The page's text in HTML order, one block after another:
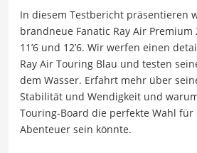
In diesem Testbericht präsentieren
brandneue Fanatic Ray Air Premium
11’6 und 12’6. Wir werfen einen
Ray Air Touring Blau und testen
dem Wasser. Erfahrt mehr über
Stabilität und Wendigkeit und
Touring-Board die perfekte Wahl für
Abenteuer sein könnte.